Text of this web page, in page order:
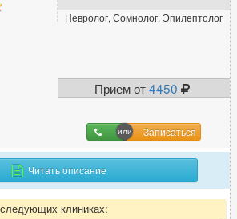
Невролог, Сомнолог, Эпилептолог
Прием от4450
Записаться
Читать описание
клиниках: